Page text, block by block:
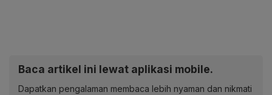
Baca artikel ini lewat aplikasi mobile.
Dapatkan pengalaman membaca lebih nyaman dan nikmati